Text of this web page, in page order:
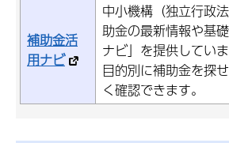
補助金活
用ナビ
中小機構（独立行政
助金の最新情報や基
ナビ」を提供していま
目的別に補助金を探
く確認できます。